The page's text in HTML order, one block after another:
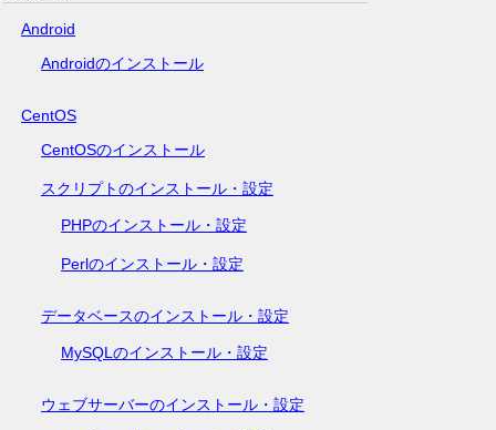
Android
Androidのインストール
CentOS
CentOSのインストール
スクリプトのインストール・設定
PHPのインストール・設定
Perlのインストール・設定
データベースのインストール・設定
MySQLのインストール・設定
ウェブサーバーのインストール・設定